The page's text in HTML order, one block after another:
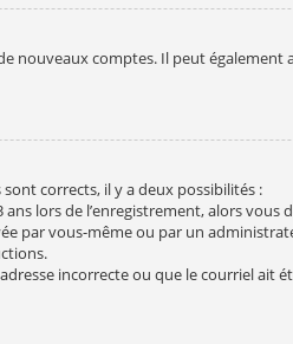
nouveaux comptes. Il peut
corrects, il y a deux possibilités :
lors de l’enregistrement, alors
par vous-même ou par un
incorrecte ou que le courriel